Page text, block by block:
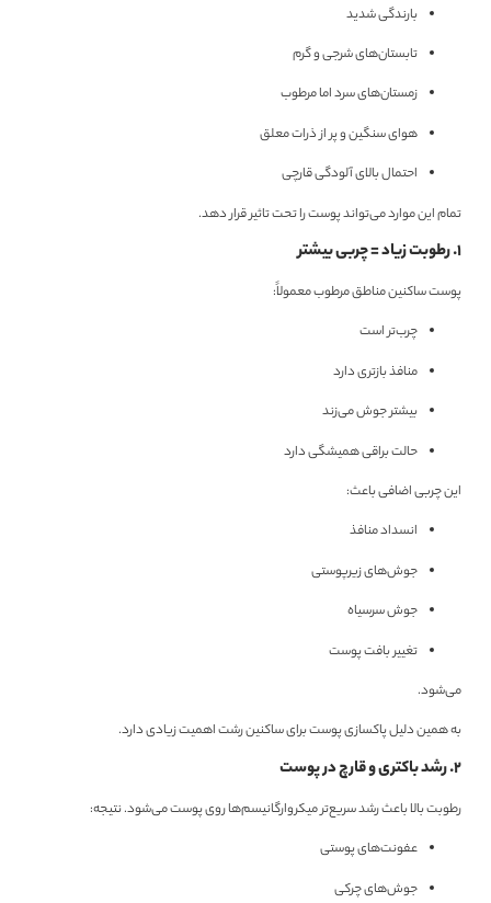
بارندگی شدید
تابستان‌های شرجی و گرم
زمستان‌های سرد اما مرطوب
هوای سنگین و پر از ذرات معلق
احتمال بالای آلودگی قارچی
تمام این موارد می‌تواند پوست را تحت تاثیر قرار دهد.
۱. رطوبت زیاد = چربی بیشتر
پوست ساکنین مناطق مرطوب معمولاً:
چرب‌تر است
منافذ بازتری دارد
بیشتر جوش می‌زند
حالت براقی همیشگی دارد
این چربی اضافی باعث:
انسداد منافذ
جوش‌های زیرپوستی
جوش سرسیاه
تغییر بافت پوست
می‌شود.
به همین دلیل پاکسازی پوست برای ساکنین رشت اهمیت زیادی دارد.
۲. رشد باکتری‌ و قارچ در پوست
رطوبت بالا باعث رشد سریع‌تر میکروارگانیسم‌ها روی پوست می‌شود. نتیجه:
عفونت‌های پوستی
جوش‌های چرکی